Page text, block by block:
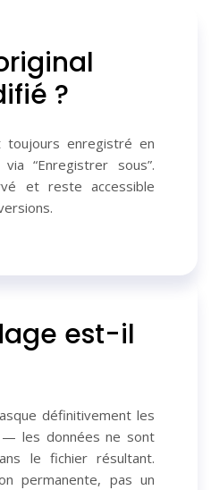
?
enregistré en
“Enregistrer sous”.
et reste accessible
est-il
définitivement les
— les données ne sont
le fichier résultant.
permanente, pas un